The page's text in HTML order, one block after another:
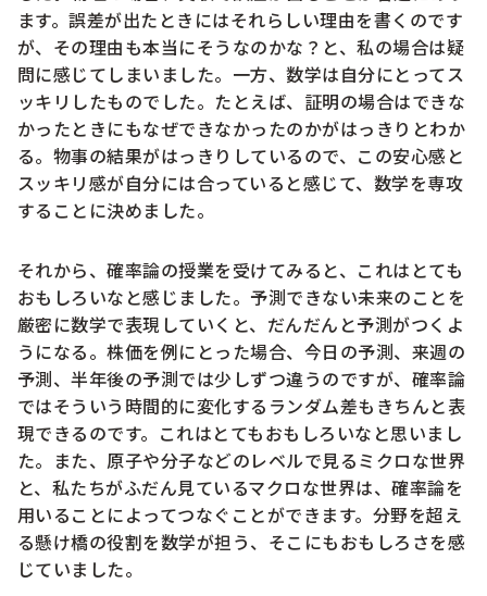
ます。誤差が出たときにはそれらしい理由を書くのです
が、その理由も本当にそうなのかな？と、私の場合は疑
問に感じてしまいました。一方、数学は自分にとってス
ッキリしたものでした。たとえば、証明の場合はできな
かったときにもなぜできなかったのかがはっきりとわか
る。物事の結果がはっきりしているので、この安心感と
スッキリ感が自分には合っていると感じて、数学を専攻
することに決めました。
それから、確率論の授業を受けてみると、これはとても
おもしろいなと感じました。予測できない未来のことを
厳密に数学で表現していくと、だんだんと予測がつくよ
うになる。株価を例にとった場合、今日の予測、来週の
予測、半年後の予測では少しずつ違うのですが、確率論
ではそういう時間的に変化するランダム差もきちんと表
現できるのです。これはとてもおもしろいなと思いまし
た。また、原子や分子などのレベルで見るミクロな世界
と、私たちがふだん見ているマクロな世界は、確率論を
用いることによってつなぐことができます。分野を超え
る懸け橋の役割を数学が担う、そこにもおもしろさを感
じていました。